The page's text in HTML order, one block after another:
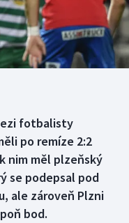
fotbalisty
po remíze 2:2
nim měl plzeňský
se podepsal pod
ale zároveň Plzni
bod.